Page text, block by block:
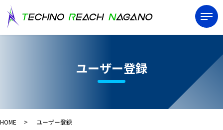
ユーザー登録
HOME ユーザー登録